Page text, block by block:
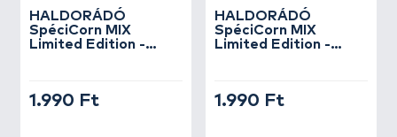
HALDORÁDÓ
SpéciCorn MIX
Limited Edition -
1.990 Ft
HALDORÁDÓ
SpéciCorn MIX
Limited Edition -
1.990 Ft